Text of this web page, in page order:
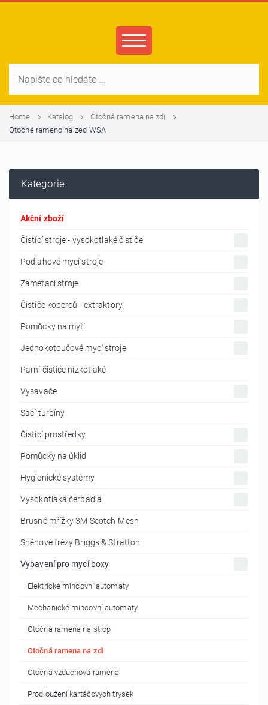
Home Katalog
Otočná ramena na zdi
Otočné rameno na zeď WSA
Kategorie
Akční zboží
Čistící stroje - vysokotlaké čističe
Podlahové mycí stroje
Zametací stroje
Čističe koberců - extraktory
Pomůcky na mytí
Jednokotoučové mycí stroje
Parní čističe nízkotlaké
Vysavače
Sací turbíny
Čistící prostředky
Pomůcky na úklid
Hygienické systémy
Vysokotlaká čerpadla
Brusné mřížky 3M Scotch-Mesh
Sněhové frézy Briggs & Stratton
Vybavení pro mycí boxy
Elektrické mincovní automaty
Mechanické mincovní automaty
Otočná ramena na strop
Otočná ramena na zdi
Otočná vzduchová ramena
Prodloužení kartáčových trysek